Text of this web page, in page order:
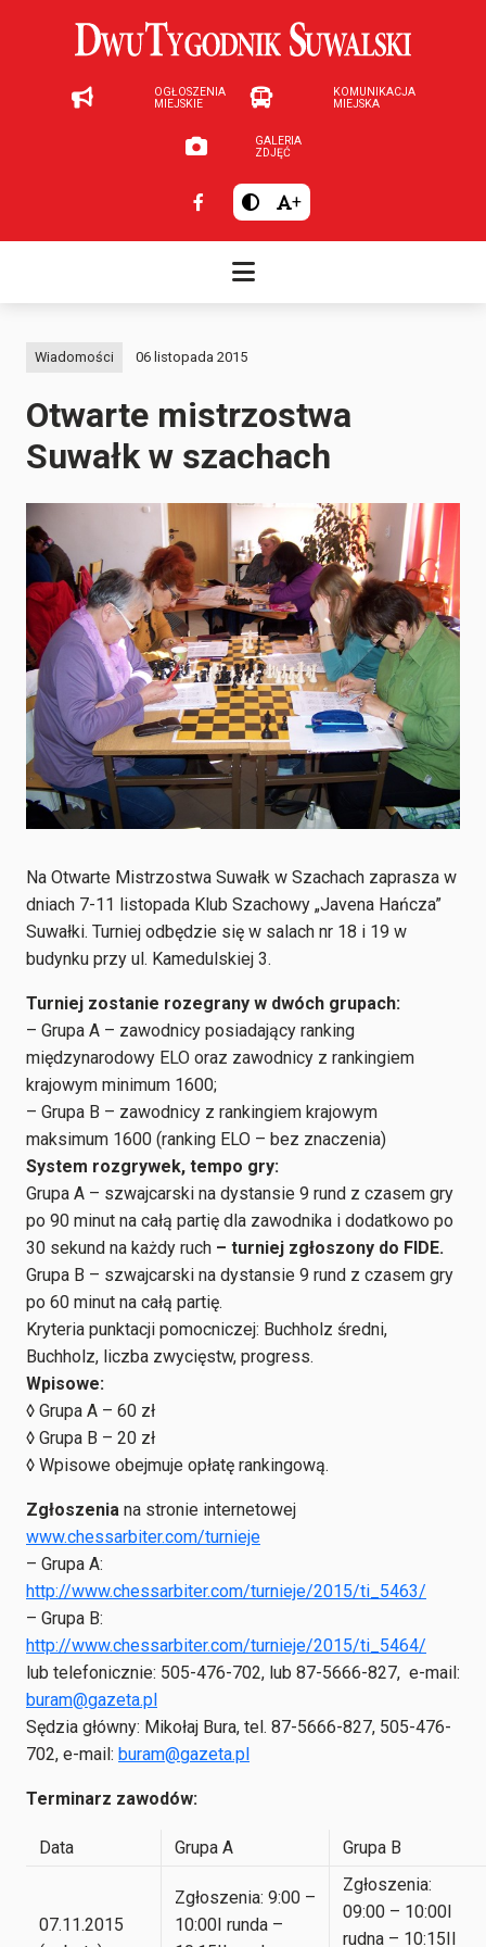
OGŁOSZENIA
MIEJSKIE
KOMUNIKACJA
MIEJSKA
GALERIA
ZDJĘĆ
+
Wiadomości 06 listopada 2015
Otwarte mistrzostwa
Suwałk w szachach
Na Otwarte Mistrzostwa Suwałk w Szachach zaprasza w
dniach 7-11 listopada Klub Szachowy „Javena Hańcza”
Suwałki. Turniej odbędzie się w salach nr 18 i 19 w
budynku przy ul. Kamedulskiej 3.
Turniej zostanie rozegrany w dwóch grupach:
– Grupa A – zawodnicy posiadający ranking
międzynarodowy ELO oraz zawodnicy z rankingiem
krajowym minimum 1600;
– Grupa B – zawodnicy z rankingiem krajowym
maksimum 1600 (ranking ELO – bez znaczenia)
System rozgrywek, tempo gry:
Grupa A – szwajcarski na dystansie 9 rund z czasem gry
po 90 minut na całą partię dla zawodnika i dodatkowo po
30 sekund na każdy ruch – turniej zgłoszony do FIDE.
Grupa B – szwajcarski na dystansie 9 rund z czasem gry
po 60 minut na całą partię.
Kryteria punktacji pomocniczej: Buchholz średni,
Buchholz, liczba zwycięstw, progress.
Wpisowe:
◊ Grupa A – 60 zł
◊ Grupa B – 20 zł
◊ Wpisowe obejmuje opłatę rankingową.
Zgłoszenia na stronie internetowej
www.chessarbiter.com/turnieje
– Grupa A:
http://www.chessarbiter.com/turnieje/2015/ti_5463/
– Grupa B:
http://www.chessarbiter.com/turnieje/2015/ti_5464/
lub telefonicznie: 505-476-702, lub 87-5666-827, e-mail:
buram@gazeta.pl
Sędzia główny: Mikołaj Bura, tel. 87-5666-827, 505-476-
702, e-mail: buram@gazeta.pl
Terminarz zawodów:
Data Grupa A Grupa B
07.11.2015
Zgłoszenia: 9:00 –
10:00I runda –
Zgłoszenia:
09:00 – 10:00I
rudna – 10:15II